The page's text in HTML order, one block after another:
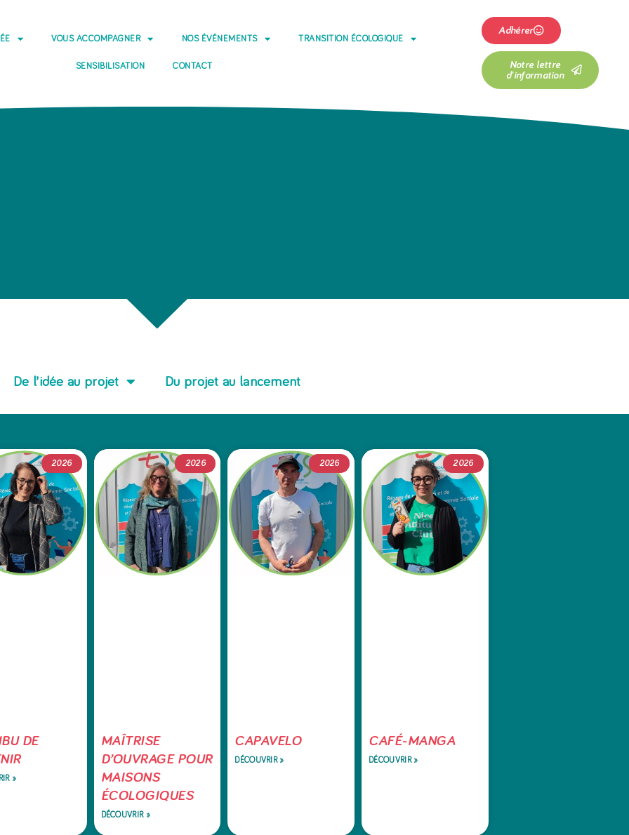
VOUS ACCOMPAGNER NOS ÉVÉNEMENTS TRANSITION ÉCOLOGIQUE
SENSIBILISATION CONTACT
Adhérer
Notre lettre
d'information
De l’idée au projet Du projet au lancement
2026
DE
»
2026
MAÎTRISE
D’OUVRAGE POUR
MAISONS
ÉCOLOGIQUES
DÉCOUVRIR »
2026
CAPAVELO
DÉCOUVRIR »
2026
CAFÉ-MANGA
DÉCOUVRIR »